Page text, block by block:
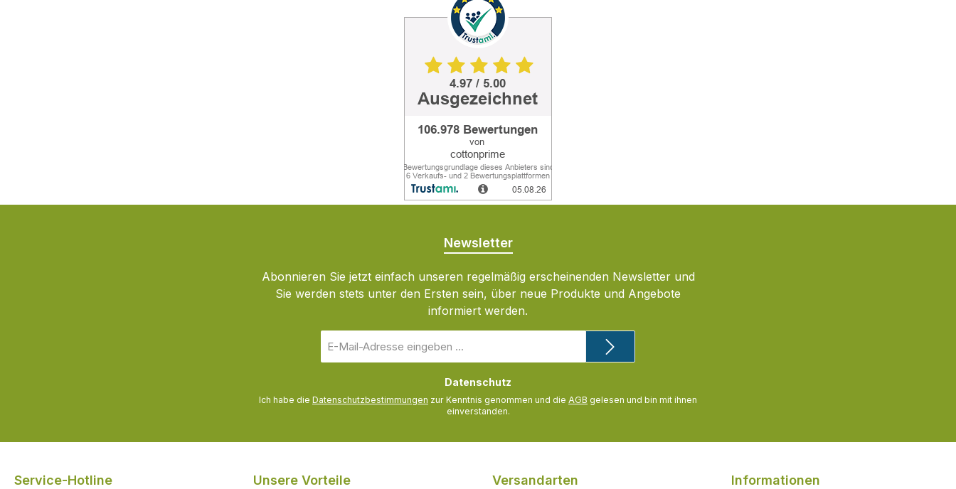
Newsletter
Abonnieren Sie jetzt einfach unseren regelmäßig erscheinenden Newsletter und
Sie werden stets unter den Ersten sein, über neue Produkte und Angebote
informiert werden.
Mail-
Datenschutz
Ich habe die Datenschutzbestimmungen zur Kenntnis genommen und die AGB gelesen und bin mit ihnen
einverstanden.
Service-Hotline Unsere Vorteile Versandarten Informationen